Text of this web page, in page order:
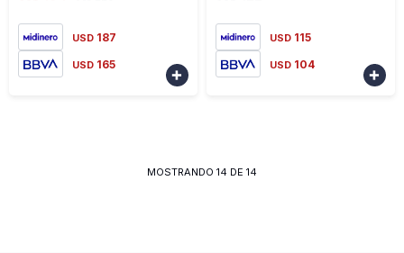
USD 187
USD 165

USD 115
USD 104

MOSTRANDO 14 DE 14